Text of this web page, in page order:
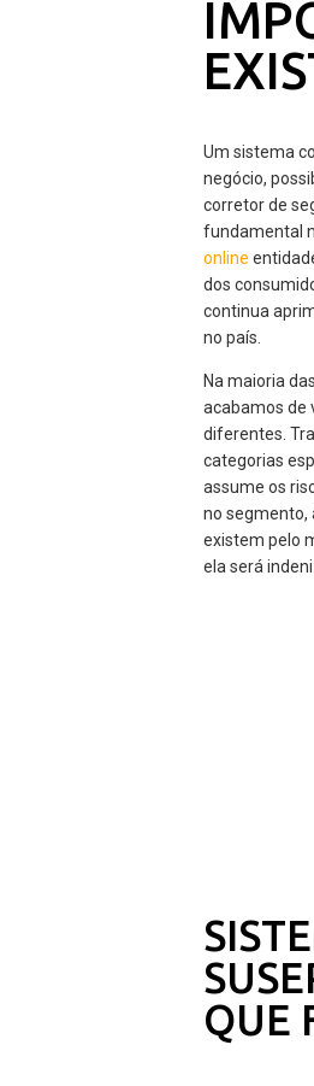
Um sistema
negócio,
corretor de
fundamental
online
dos
continua
no país.
Na maioria
acabamos de
diferentes.
categorias
assume os
no segmento,
existem pelo
ela será
QUE